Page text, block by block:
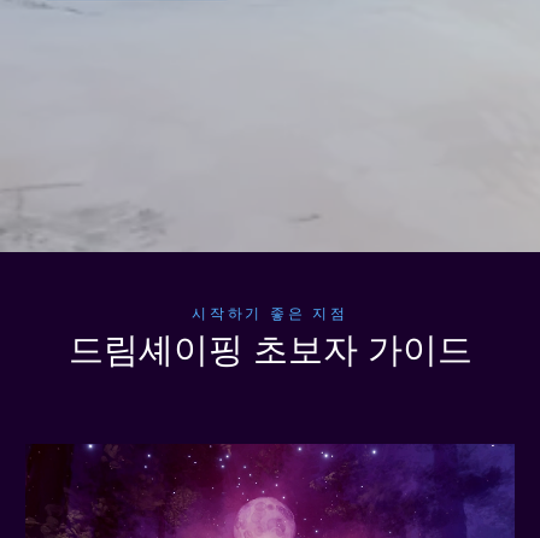
시작하기 좋은 지점
드림셰이핑 초보자 가이드